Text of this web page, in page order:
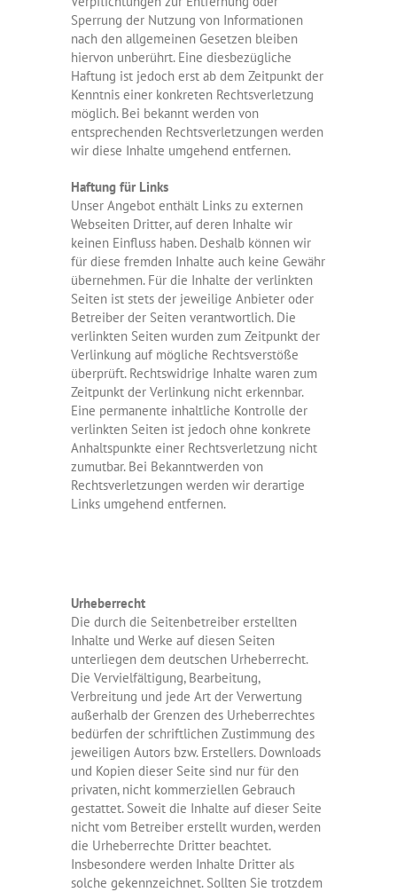
Sperrung der Nutzung von Informationen
nach den allgemeinen Gesetzen bleiben
hiervon unberührt. Eine diesbezügliche
Haftung ist jedoch erst ab dem Zeitpunkt der
Kenntnis einer konkreten Rechtsverletzung
möglich. Bei bekannt werden von
entsprechenden Rechtsverletzungen werden
wir diese Inhalte umgehend entfernen.
Haftung für Links
Unser Angebot enthält Links zu externen
Webseiten Dritter, auf deren Inhalte wir
keinen Einfluss haben. Deshalb können wir
für diese fremden Inhalte auch keine Gewähr
übernehmen. Für die Inhalte der verlinkten
Seiten ist stets der jeweilige Anbieter oder
Betreiber der Seiten verantwortlich. Die
verlinkten Seiten wurden zum Zeitpunkt der
Verlinkung auf mögliche Rechtsverstöße
überprüft. Rechtswidrige Inhalte waren zum
Zeitpunkt der Verlinkung nicht erkennbar.
Eine permanente inhaltliche Kontrolle der
verlinkten Seiten ist jedoch ohne konkrete
Anhaltspunkte einer Rechtsverletzung nicht
zumutbar. Bei Bekanntwerden von
Rechtsverletzungen werden wir derartige
Links umgehend entfernen.
Urheberrecht
Die durch die Seitenbetreiber erstellten
Inhalte und Werke auf diesen Seiten
unterliegen dem deutschen Urheberrecht.
Die Vervielfältigung, Bearbeitung,
Verbreitung und jede Art der Verwertung
außerhalb der Grenzen des Urheberrechtes
bedürfen der schriftlichen Zustimmung des
jeweiligen Autors bzw. Erstellers. Downloads
und Kopien dieser Seite sind nur für den
privaten, nicht kommerziellen Gebrauch
gestattet. Soweit die Inhalte auf dieser Seite
nicht vom Betreiber erstellt wurden, werden
die Urheberrechte Dritter beachtet.
Insbesondere werden Inhalte Dritter als
solche gekennzeichnet. Sollten Sie trotzdem